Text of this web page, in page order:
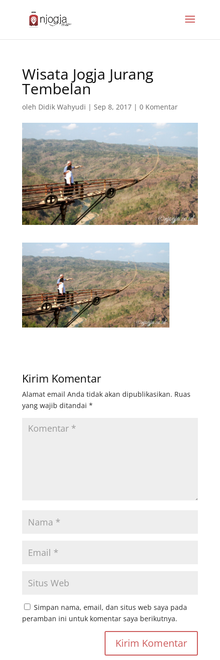
Wisata Jogja Jurang
Tembelan
oleh Didik Wahyudi | Sep 8, 2017| 0 Komentar
Kirim Komentar
Alamat email Anda tidak akan dipublikasikan. Ruas
yang wajib ditandai *
Simpan nama, email, dan situs web saya pada
peramban ini untuk komentar saya berikutnya.